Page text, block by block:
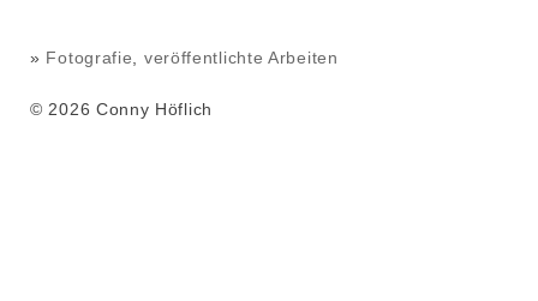
» Fotografie, veröffentlichte Arbeiten
© 2026 Conny Höflich